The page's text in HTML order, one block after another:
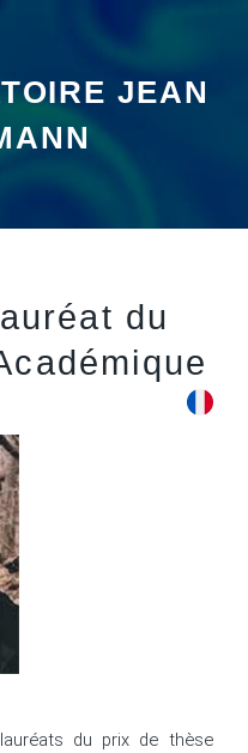
JEAN
du
du prix de thèse